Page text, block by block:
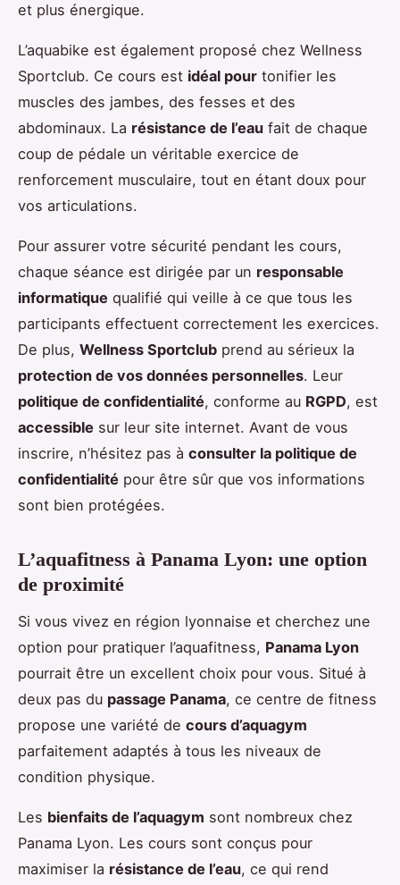
et plus énergique.
L’aquabike est également proposé chez Wellness
Sportclub. Ce cours est idéal pour tonifier les
muscles des jambes, des fesses et des
abdominaux. La résistance de l’eau fait de chaque
coup de pédale un véritable exercice de
renforcement musculaire, tout en étant doux pour
vos articulations.
Pour assurer votre sécurité pendant les cours,
chaque séance est dirigée par un responsable
informatique qualifié qui veille à ce que tous les
participants effectuent correctement les exercices.
De plus, Wellness Sportclub prend au sérieux la
protection de vos données personnelles. Leur
politique de confidentialité, conforme au RGPD, est
accessible sur leur site internet. Avant de vous
inscrire, n’hésitez pas à consulter la politique de
confidentialité pour être sûr que vos informations
sont bien protégées.
L’aquafitness à Panama Lyon: une option
de proximité
Si vous vivez en région lyonnaise et cherchez une
option pour pratiquer l’aquafitness, Panama Lyon
pourrait être un excellent choix pour vous. Situé à
deux pas du passage Panama, ce centre de fitness
propose une variété de cours d’aquagym
parfaitement adaptés à tous les niveaux de
condition physique.
Les bienfaits de l’aquagym sont nombreux chez
Panama Lyon. Les cours sont conçus pour
maximiser la résistance de l’eau, ce qui rend